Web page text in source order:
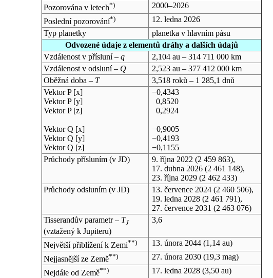
Pozorována v letech*)
2000–2026
Poslední pozorování*)
12. ledna 2026
Typ planetky
planetka v hlavním pásu
Odvozené údaje z elementů dráhy a dalších údajů
Vzdálenost v přísluní – q
2,104 au – 314 711 000 km
Vzdálenost v odsluní – Q
2,523 au – 377 412 000 km
Oběžná doba – T
3,518 roků – 1 285,1 dnů
Vektor P [x]
Vektor P [y]
Vektor P [z]
Vektor Q [x]
Vektor Q [y]
Vektor Q [z]
−0,4343
0,8520
0,2924
−0,9005
−0,4193
−0,1155
Průchody přísluním (v JD) 9. října 2022 (2 459 863),
17. dubna 2026(2 461 148),
23. října 2029(2 462 433)
Průchody odsluním (v JD) 13. července 2024(2 460 506),
19. ledna 2028(2 461 791),
27. července 2031 (2 463 076)
Tisserandův parametr – TJ
(vztažený k Jupiteru)
3,6
Největší přiblížení k Zemi**) 13. února 2044(1,14 au)
Nejjasnější ze Země**) 27. února 2030(19,3 mag)
Nejdále od Země**) 17. ledna 2028(3,50 au)